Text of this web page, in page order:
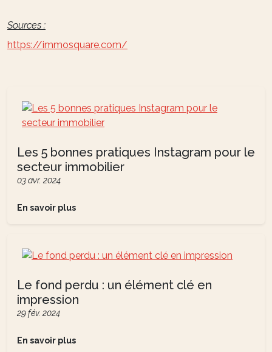
Sources :
https://immosquare.com/
Les 5 bonnes pratiques Instagram pour le
secteur immobilier
03 avr. 2024
En savoir plus
Le fond perdu : un élément clé en
impression
29 fév. 2024
En savoir plus